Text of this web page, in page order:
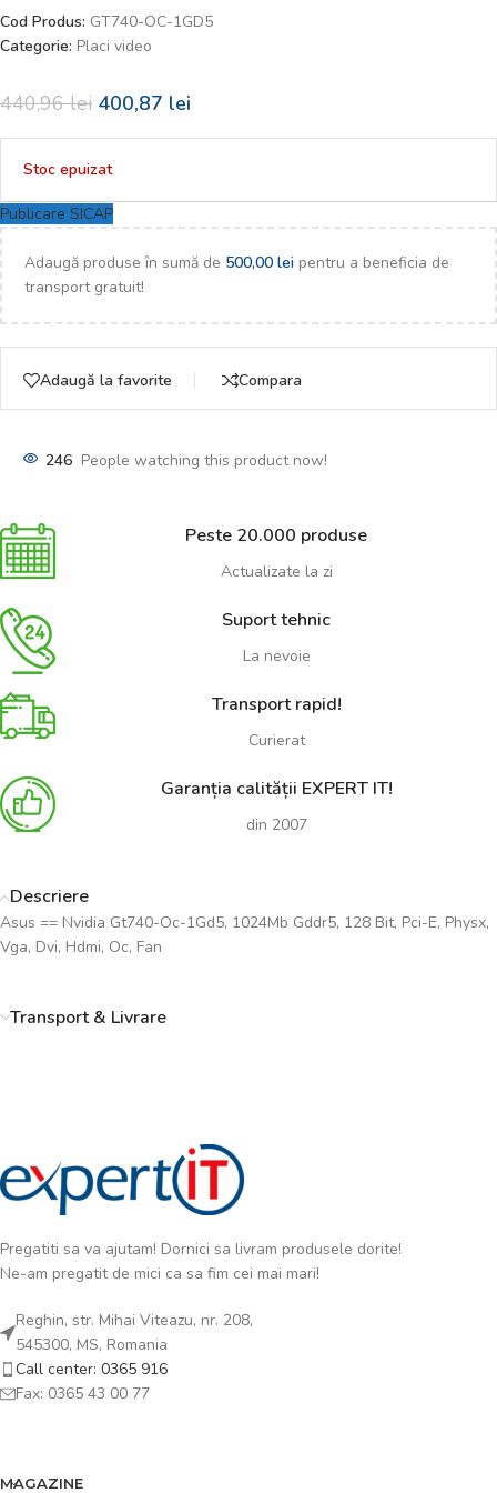
Cod Produs: GT740-OC-1GD5
Categorie: Placi video
440,96lei 400,87 lei
Stoc epuizat
Publicare SICAP
Adaugă produse în sumă de 500,00 lei pentru a beneficia de
transport gratuit!
Adaugă la favorite Compara
246 People watching this product now!
Peste 20.000 produse
Actualizate la zi
Suport tehnic
La nevoie
Transport rapid!
Curierat
Garanția calității EXPERT IT!
din 2007
Descriere
Asus == Nvidia Gt740-Oc-1Gd5, 1024Mb Gddr5, 128 Bit, Pci-E, Physx,
Vga, Dvi, Hdmi, Oc, Fan
Transport & Livrare
Pregatiti sa va ajutam! Dornici sa livram produsele dorite!
Ne-am pregatit de mici ca sa fim cei mai mari!
Reghin, str. Mihai Viteazu, nr. 208,
545300, MS, Romania
Call center: 0365 916
Fax: 0365 43 00 77
MAGAZINE